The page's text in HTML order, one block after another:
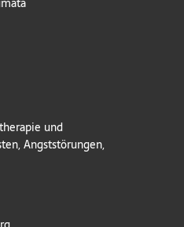
und
Angststörungen,